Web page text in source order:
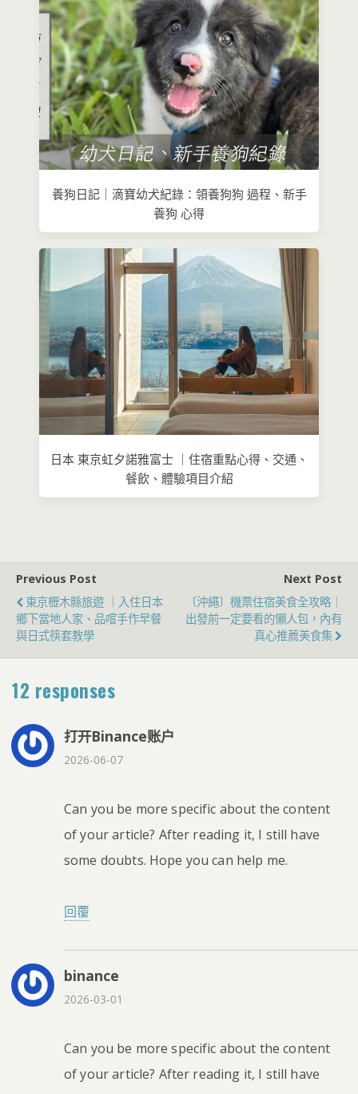
養狗日記｜滴寶幼犬紀錄：領養狗狗 過程、新手
養狗 心得
日本 東京虹夕諾雅富士 ｜住宿重點心得、交通、
餐飲、體驗項目介紹
Previous Post
東京櫪木縣旅遊 ｜入住日本
鄉下當地人家、品嚐手作早餐
與日式筷套教學
Next Post
〔沖繩〕機票住宿美食全攻略｜
出發前一定要看的懶人包，內有
真心推薦美食集
12 responses
打开Binance账户
2026-06-07
Can you be more specific about the content
of your article? After reading it, I still have
some doubts. Hope you can help me.
回覆
binance
2026-03-01
Can you be more specific about the content
of your article? After reading it, I still have